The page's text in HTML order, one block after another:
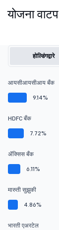
योजना वाटप
होल्डिंगद्वारे
आयसीआयसीआय बँक
9.14%
HDFC बँक
7.72%
ॲक्सिस बँक
6.11%
मारुती सुझुकी
4.86%
भारती एअरटेल